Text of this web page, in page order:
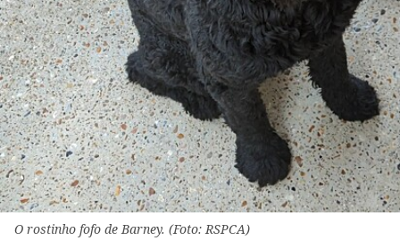
O rostinho fofo de Barney. (Foto: RSPCA)